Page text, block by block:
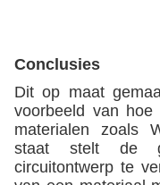
Conclusies
Dit op maat
voorbeeld van hoe
materialen zoals
staat stelt de
circuitontwerp te